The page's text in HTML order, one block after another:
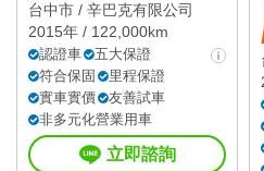
台中市 / 辛巴克有限公司
2015年 / 122,000km
認證車
五大保證
符合保固
里程保證
實車實價
友善試車
非多元化營業用車
立即諮詢